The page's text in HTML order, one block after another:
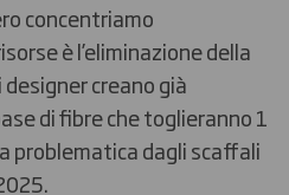
concentriamo
è l’eliminazione della
creano già
di fibre che toglieranno 1
problematica dagli scaffali